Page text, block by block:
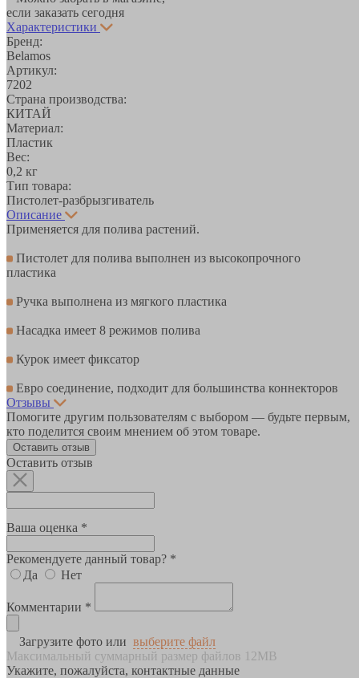
если заказать сегодня
Характеристики
Бренд:
Belamos
Артикул:
7202
Страна производства:
КИТАЙ
Материал:
Пластик
Вес:
0,2 кг
Тип товара:
Пистолет-разбрызгиватель
Описание
Применяется для полива растений.
Пистолет для полива выполнен из высокопрочного
пластика
Ручка выполнена из мягкого пластика
Насадка имеет 8 режимов полива
Курок имеет фиксатор
Евро соединение, подходит для большинства коннекторов
Отзывы
Помогите другим пользователям с выбором — будьте первым,
кто поделится своим мнением об этом товаре.
Оставить отзыв
Оставить отзыв
Ваша оценка *
Рекомендуете данный товар? *
Да
Нет
Комментарии *
Загрузите фото или выберите файл
Максимальный суммарный размер файлов 12MB
Укажите, пожалуйста, контактные данные